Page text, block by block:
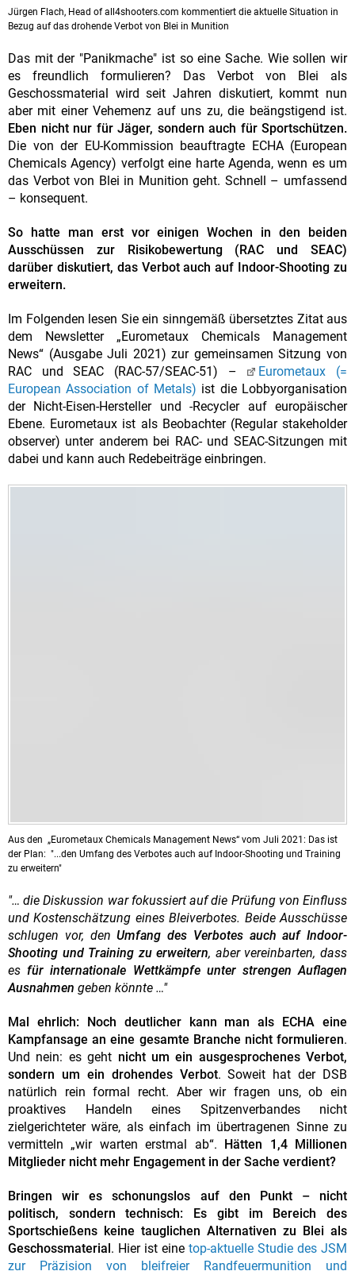
Jürgen Flach, Head of all4shooters.com kommentiert die aktuelle Situation in
Bezug auf das drohende Verbot von Blei in Munition
Das mit der "Panikmache" ist so eine Sache. Wie sollen wir
es freundlich formulieren? Das Verbot von Blei als
Geschossmaterial wird seit Jahren diskutiert, kommt nun
aber mit einer Vehemenz auf uns zu, die beängstigend ist.
Eben nicht nur für Jäger, sondern auch für Sportschützen.
Die von der EU-Kommission beauftragte ECHA (European
Chemicals Agency) verfolgt eine harte Agenda, wenn es um
das Verbot von Blei in Munition geht. Schnell – umfassend
– konsequent.
So hatte man erst vor einigen Wochen in den beiden
Ausschüssen zur Risikobewertung (RAC und SEAC)
darüber diskutiert, das Verbot auch auf Indoor-Shooting zu
erweitern.
Im Folgenden lesen Sie ein sinngemäß übersetztes Zitat aus
dem Newsletter „Eurometaux Chemicals Management
News“ (Ausgabe Juli 2021) zur gemeinsamen Sitzung von
RAC und SEAC (RAC-57/SEAC-51) –
Eurometaux (=
European Association of Metals) ist die Lobbyorganisation
der Nicht-Eisen-Hersteller und -Recycler auf europäischer
Ebene. Eurometaux ist als Beobachter (Regular stakeholder
observer) unter anderem bei RAC- und SEAC-Sitzungen mit
dabei und kann auch Redebeiträge einbringen.
Aus den „Eurometaux Chemicals Management News“ vom Juli 2021: Das ist
der Plan: "...den Umfang des Verbotes auch auf Indoor-Shooting und Training
zu erweitern"
"… die Diskussion war fokussiert auf die Prüfung von Einfluss
und Kostenschätzung eines Bleiverbotes. Beide Ausschüsse
schlugen vor, denUmfang des Verbotes auch auf Indoor-
Shooting und Training zu erweitern, aber vereinbarten, dass
esfür internationale Wettkämpfe unter strengen Auflagen
Ausnahmen geben könnte …"
Mal ehrlich:
Noch deutlicher kann man als ECHA eine
Kampfansage an eine gesamte Branche nicht formulieren.
Und nein: es geht nicht um ein ausgesprochenes Verbot,
sondern um ein drohendes Verbot. Soweit hat der DSB
natürlich rein formal recht. Aber wir fragen uns, ob ein
proaktives Handeln eines Spitzenverbandes nicht
zielgerichteter wäre, als einfach im übertragenen Sinne zu
vermitteln „wir warten erstmal ab“.
Hätten 1,4 Millionen
Mitglieder nicht mehr Engagement in der Sache verdient?
Bringen wir es schonungslos auf den Punkt – nicht
politisch, sondern technisch: Es gibt im Bereich des
Sportschießens keine tauglichen Alternativen zu Blei als
Geschossmaterial . Hier ist eine top-aktuelle Studie des JSM
zur Präzision von bleifreier Randfeuermunition und